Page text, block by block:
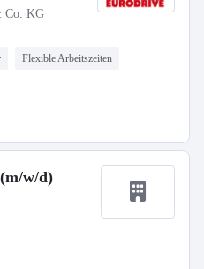
Co. KG
Flexible Arbeitszeiten
w/d)